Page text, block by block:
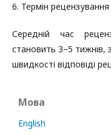
6. Термін рецензування
Середній час
становить 3–5 тижнів,
швидкості відповіді
Мова
English